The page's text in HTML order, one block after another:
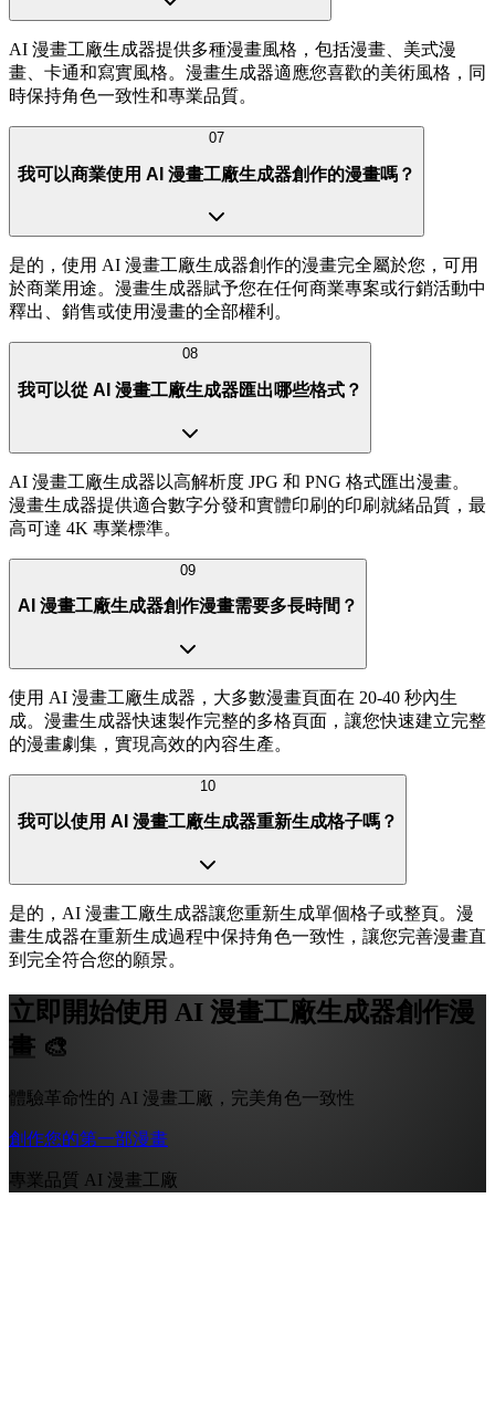
AI 漫畫工廠生成器提供多種漫畫風格，包括漫畫、美式漫
畫、卡通和寫實風格。漫畫生成器適應您喜歡的美術風格，同
時保持角色一致性和專業品質。
07
我可以商業使用 AI 漫畫工廠生成器創作的漫畫嗎？
是的，使用 AI 漫畫工廠生成器創作的漫畫完全屬於您，可用
於商業用途。漫畫生成器賦予您在任何商業專案或行銷活動中
釋出、銷售或使用漫畫的全部權利。
08
我可以從 AI 漫畫工廠生成器匯出哪些格式？
AI 漫畫工廠生成器以高解析度 JPG 和 PNG 格式匯出漫畫。
漫畫生成器提供適合數字分發和實體印刷的印刷就緒品質，最
高可達 4K 專業標準。
09
AI 漫畫工廠生成器創作漫畫需要多長時間？
使用 AI 漫畫工廠生成器，大多數漫畫頁面在 20-40 秒內生
成。漫畫生成器快速製作完整的多格頁面，讓您快速建立完整
的漫畫劇集，實現高效的內容生產。
10
我可以使用 AI 漫畫工廠生成器重新生成格子嗎？
是的，AI 漫畫工廠生成器讓您重新生成單個格子或整頁。漫
畫生成器在重新生成過程中保持角色一致性，讓您完善漫畫直
到完全符合您的願景。
立即開始使用 AI 漫畫工廠生成器創作漫
畫 🎨
體驗革命性的 AI 漫畫工廠，完美角色一致性
創作您的第一部漫畫
專業品質 AI 漫畫工廠